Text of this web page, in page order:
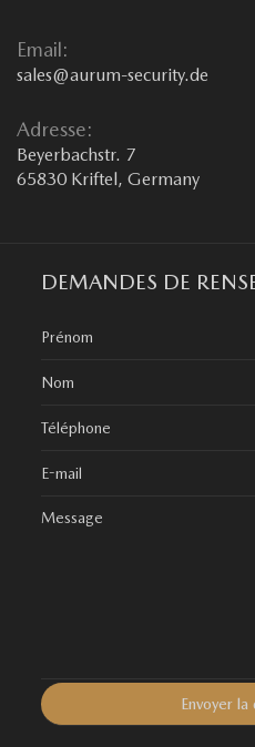
Email:
sales@aurum-security.de
Adresse:
Beyerbachstr. 7
65830 Kriftel, Germany
DEMANDES DE